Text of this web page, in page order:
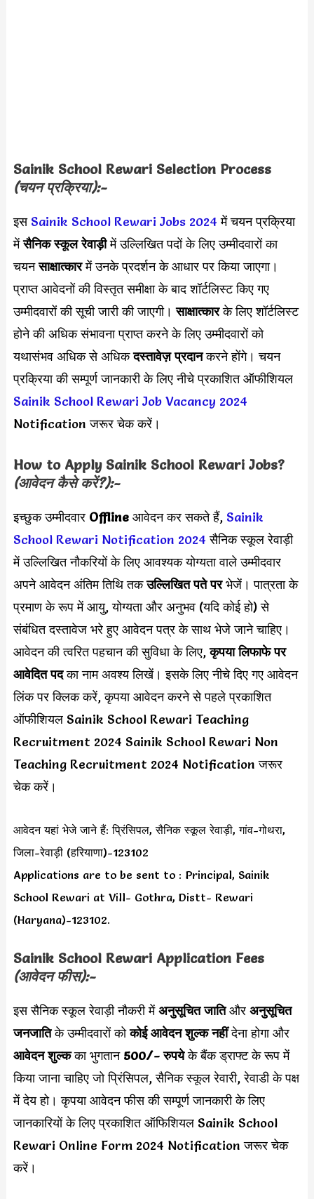
Sainik School Rewari Selection Process
(चयन प्रक्रिया):-
इस Sainik School Rewari Jobs 2024में चयन प्रक्रिया
मेंसैनिक स्कूल रेवाड़ीमें उल्लिखित पदों के लिए उम्मीदवारों का
चयनसाक्षात्कारमें उनके प्रदर्शन के आधार पर किया जाएगा।
प्राप्त आवेदनों की विस्तृत समीक्षा के बाद शॉर्टलिस्ट किए गए
उम्मीदवारों की सूची जारी की जाएगी।साक्षात्कारके लिए शॉर्टलिस्ट
होने की अधिक संभावना प्राप्त करने के लिए उम्मीदवारों को
यथासंभव अधिक से अधिकदस्तावेज़ प्रदानकरने होंगे। चयन
प्रक्रिया की सम्पूर्ण जानकारी के लिए नीचे प्रकाशित ऑफीशियल
Sainik School Rewari Job Vacancy 2024
Notification जरूर चेक करें।
How to Apply Sainik School Rewari Jobs?
(आवेदन कैसे करें?):-
इच्छुक उम्मीदवार Offline आवेदन कर सकते हैं, Sainik
School Rewari Notification 2024 सैनिक स्कूल रेवाड़ी
में उल्लिखित नौकरियों के लिए आवश्यक योग्यता वाले उम्मीदवार
अपने आवेदन अंतिम तिथि तकउल्लिखित पते परभेजें। पात्रता के
प्रमाण के रूप में आयु, योग्यता और अनुभव (यदि कोई हो) से
संबंधित दस्तावेज भरे हुए आवेदन पत्र के साथ भेजे जाने चाहिए।
आवेदन की त्वरित पहचान की सुविधा के लिए,कृपया लिफाफे पर
आवेदित पदका नाम अवश्य लिखें। इसके लिए नीचे दिए गए आवेदन
लिंक पर क्लिक करें, कृपया आवेदन करने से पहले प्रकाशित
ऑफीशियल Sainik School Rewari Teaching
Recruitment 2024 Sainik School Rewari Non
Teaching Recruitment 2024 Notification जरूर
चेक करें।
आवेदन यहां भेजे जाने हैं: प्रिंसिपल, सैनिक स्कूल रेवाड़ी, गांव-गोथरा,
जिला-रेवाड़ी (हरियाणा)-123102
Applications are to be sent to : Principal, Sainik
School Rewari at Vill- Gothra, Distt- Rewari
(Haryana)-123102.
Sainik School Rewari Application Fees
(आवेदन फीस):-
इस सैनिक स्कूल रेवाड़ी नौकरी मेंअनुसूचित जातिऔर अनुसूचित
जनजातिके उम्मीदवारों कोकोई आवेदन शुल्क नहींदेना होगा और
आवेदन शुल्कका भुगतान500/- रुपयेके बैंक ड्राफ्ट के रूप में
किया जाना चाहिए जो प्रिंसिपल, सैनिक स्कूल रेवारी, रेवाडी के पक्ष
में देय हो। कृपया आवेदन फीस की सम्पूर्ण जानकारी के लिए
जानकारियों के लिए प्रकाशित ऑफिशियल Sainik School
Rewari Online Form 2024 Notification जरूर चेक
करें।